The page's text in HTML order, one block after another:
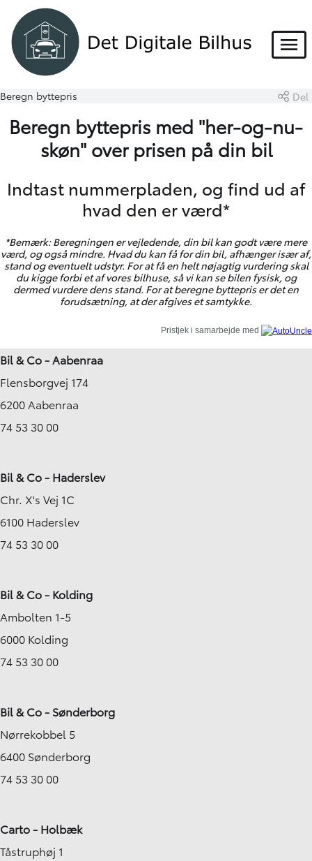
Menu
Beregn byttepris Del
Beregn byttepris med "her-og-nu-
skøn" over prisen på din bil
Indtast nummerpladen, og find ud af
hvad den er værd*
*Bemærk: Beregningen er vejledende, din bil kan godt være mere
værd, og også mindre. Hvad du kan få for din bil, afhænger især af,
stand og eventuelt udstyr. For at få en helt nøjagtig vurdering skal
du kigge forbi et af voresbilhuse, så vi kan se bilen fysisk, og
dermed vurdere dens stand. For at beregne byttepris er det en
forudsætning, at der afgives et samtykke.
Pristjek i samarbejde med
Bil & Co - Aabenraa
Flensborgvej 174
6200 Aabenraa
74 53 30 00
Bil & Co - Haderslev
Chr. X's Vej 1C
6100 Haderslev
74 53 30 00
Bil & Co - Kolding
Ambolten 1-5
6000 Kolding
74 53 30 00
Bil & Co - Sønderborg
Nørrekobbel 5
6400 Sønderborg
74 53 30 00
Carto - Holbæk
Tåstruphøj 1